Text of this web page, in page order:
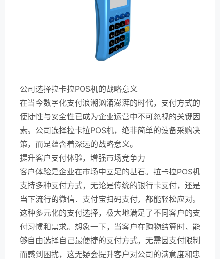
公司选择拉卡拉POS机的战略意义
在当今数字化支付浪潮汹涌澎湃的时代，支付方式的
便捷性与安全性已成为企业运营中不可忽视的关键因
素。公司选择拉卡拉POS机，绝非简单的设备采购决
策，而是蕴含着深远的战略意义。
提升客户支付体验，增强市场竞争力
客户体验是企业在市场中立足的基石。拉卡拉POS机
支持多种支付方式，无论是传统的银行卡支付，还是
当下流行的微信、支付宝扫码支付，都能轻松应对。
这种多元化的支付选择，极大地满足了不同客户的支
付习惯和需求。想象一下，当客户在购物结算时，能
够自由选择自己最便捷的支付方式，无需因支付限制
而感到困扰，这无疑会提升客户对公司的满意度和忠